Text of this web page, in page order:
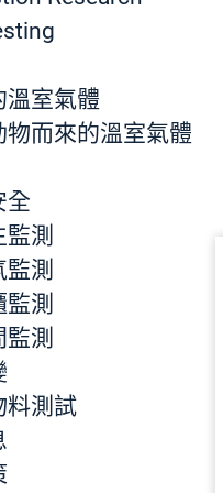
溫室氣體
物而來的溫室氣體
全
測
測
測
測
料測試